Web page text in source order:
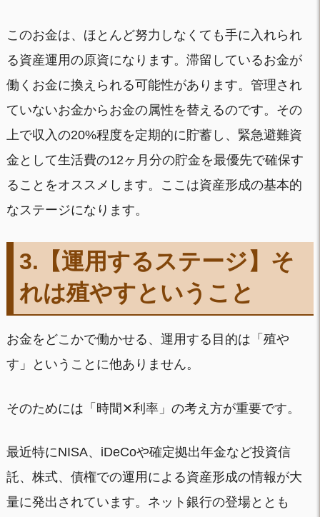
このお金は、ほとんど努力しなくても手に入れられ
る資産運用の原資になります。滞留しているお金が
働くお金に換えられる可能性があります。管理され
ていないお金からお金の属性を替えるのです。その
上で収入の20%程度を定期的に貯蓄し、緊急避難資
金として生活費の12ヶ月分の貯金を最優先で確保す
ることをオススメします。ここは資産形成の基本的
なステージになります。
3.【運用するステージ】 そ
れは殖やすということ
お金をどこかで働かせる、運用する目的は「殖や
す」ということに他ありません。
そのためには「時間✕利率」の考え方が重要です。
最近特にNISA、iDeCoや確定拠出年金など投資信
託、株式、債権での運用による資産形成の情報が大
量に発出されています。ネット銀行の登場ととも